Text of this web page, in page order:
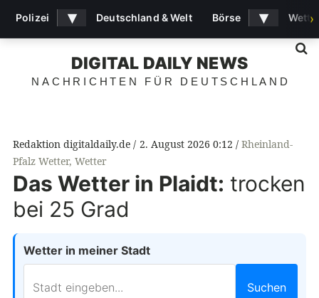
DIGITAL DAILY NEWS
NACHRICHTEN FÜR DEUTSCHLAND
Redaktion digitaldaily.de 2. August 2026 0:12
Rheinland-
Pfalz Wetter, Wetter
Das Wetter in Plaidt: trocken
bei 25 Grad
Wetter in meiner Stadt
Suchen
Polizei ▾ Deutschland & Welt Börse ▾ ›